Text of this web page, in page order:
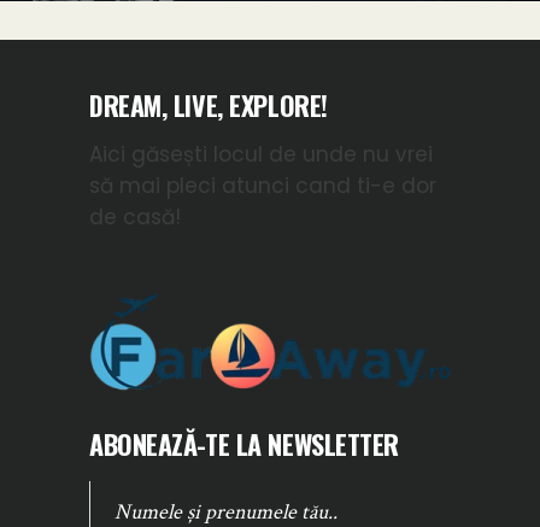
DREAM, LIVE, EXPLORE!
Aici găsești locul de unde nu vrei
să mai pleci atunci cand ti-e dor
de casă!
ABONEAZĂ-TE LA NEWSLETTER